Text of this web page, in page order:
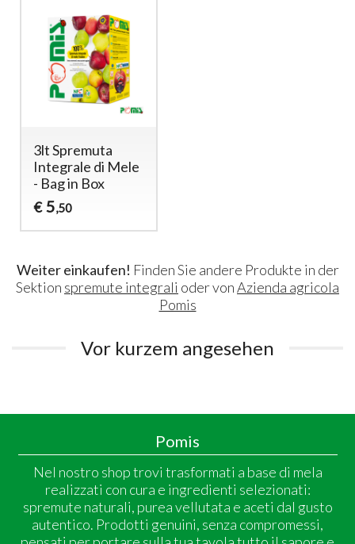
3lt Spremuta
Integrale di Mele
- Bag in Box
€ 5,50
Weiter einkaufen! Finden Sie andere Produkte in der
Sektion spremute integrali oder vonAzienda agricola
Pomis
Vor kurzem angesehen
Pomis
Nel nostro shop trovi trasformati a base di mela
realizzati con cura e ingredienti selezionati:
spremute naturali, purea vellutata e aceti dal gusto
autentico. Prodotti genuini, senza compromessi,